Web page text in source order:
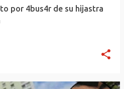
por 4bus4r de su hijastra